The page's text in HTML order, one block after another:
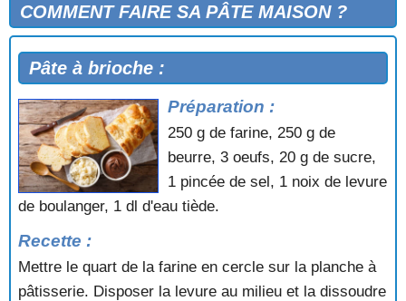
COMMENT FAIRE SA PÂTE MAISON ?
Pâte à brioche :
Préparation :
250 g de farine, 250 g de
beurre, 3 oeufs, 20 g de sucre,
1 pincée de sel, 1 noix de levure
de boulanger, 1 dl d'eau tiède.
Recette :
Mettre le quart de la farine en cercle sur la planche à
pâtisserie. Disposer la levure au milieu et la dissoudre